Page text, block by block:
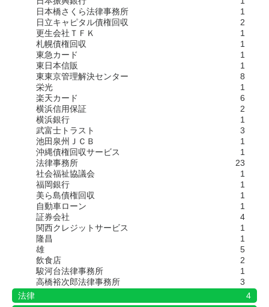
日本橋さくら法律事務所
1
日立キャピタル債権回収
2
更生会社ＴＦＫ
1
札幌債権回収
1
東急カード
1
東日本信販
1
東東京管理解決センター
8
栄光
1
楽天カード
6
横浜信用保証
2
横浜銀行
1
武富士トラスト
3
池田泉州ＪＣＢ
1
沖縄債権回収サービス
1
法律事務所
23
社会福祉協議会
1
福岡銀行
1
美ら島債権回収
1
自動車ローン
1
証券会社
4
関西クレジットサービス
1
隆昌
1
雄
5
飲食店
2
駿河台法律事務所
1
高橋裕次郎法律事務所
3
法律
4